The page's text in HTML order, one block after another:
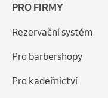
PRO FIRMY
Rezervační systém
Pro barbershopy
Pro kadeřnictví